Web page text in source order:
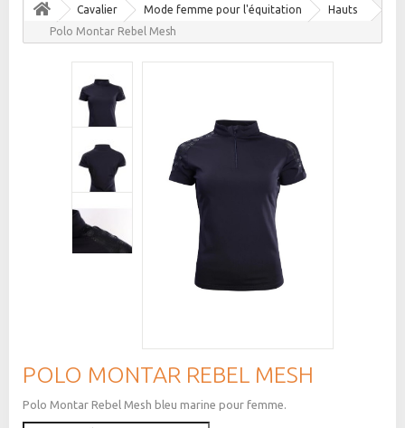
Cavalier Mode femme pour l'équitation
Hauts
Polo Montar Rebel Mesh
POLO MONTAR REBEL MESH
Polo Montar Rebel Mesh bleu marine pour femme.